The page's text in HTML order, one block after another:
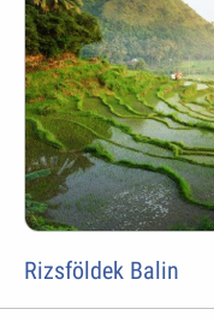
Rizsföldek Balin